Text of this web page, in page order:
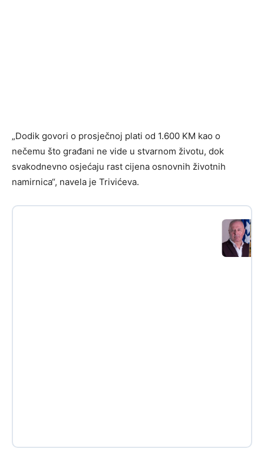
„Dodik govori o prosječnoj plati od 1.600 KM kao o
nečemu što građani ne vide u stvarnom životu, dok
svakodnevno osjećaju rast cijena osnovnih životnih
namirnica“, navela je Trivićeva.